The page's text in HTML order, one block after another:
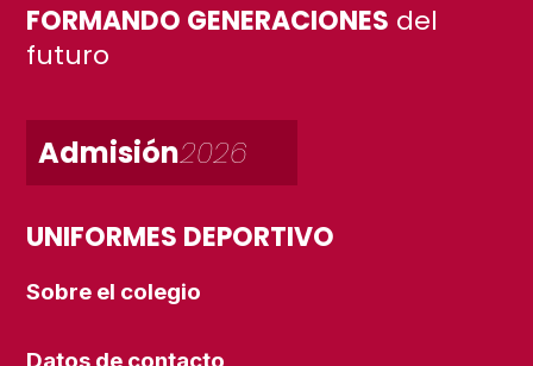
FORMANDO GENERACIONES del
futuro
Admisión2026
UNIFORMES DEPORTIVO
Sobre el colegio
Datos de contacto